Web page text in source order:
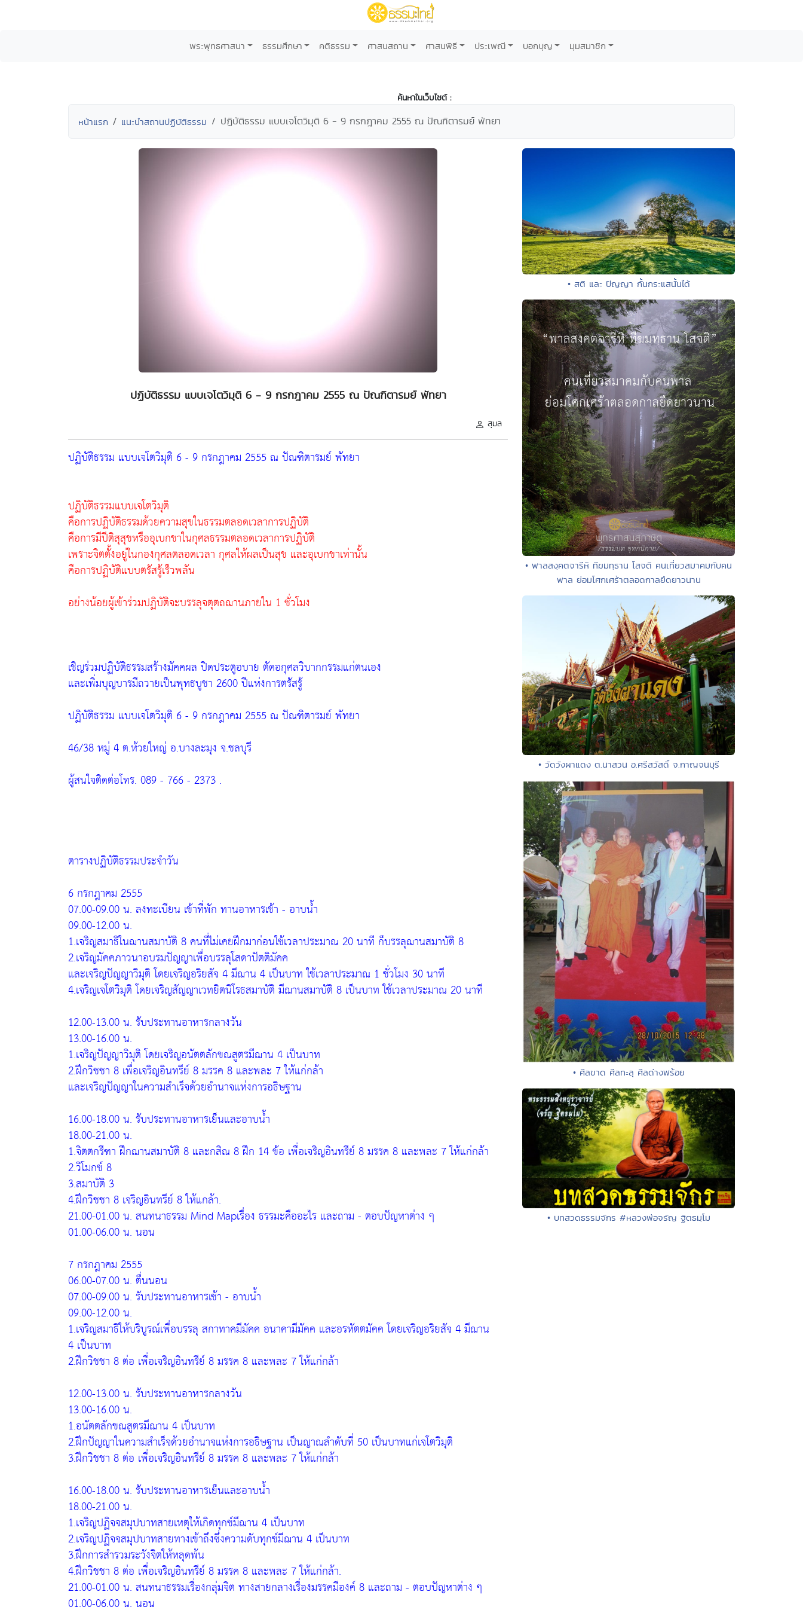
พระพุทธศาสนา ธรรมศึกษา คติธรรม ศาสนสถาน ศาสนพิธี ประเพณี บอกบุญ มุมสมาชิก
ค้นหาในเว็บไซต์ :
หน้าแรก แนะนำสถานปฏิบัติธรรม ปฏิบัติธรรม แบบเจโตวิมุติ 6 - 9 กรกฎาคม 2555 ณ ปัณฑิตารมย์ พัทยา
ปฏิบัติธรรม แบบเจโตวิมุติ 6 - 9 กรกฎาคม 2555 ณ ปัณฑิตารมย์ พัทยา
สุมล
ปฏิบัติธรรม แบบเจโตวิมุติ 6 - 9 กรกฎาคม 2555 ณ ปัณฑิตารมย์ พัทยา
ปฏิบัติธรรมแบบเจโตวิมุติ
คือการปฏิบัติธรรมด้วยความสุขในธรรมตลอดเวลาการปฏิบัติ
คือการมีปีติสุสุขหรืออุเบกขาในกุศลธรรมตลอดเวลาการปฏิบัติ
เพราะจิตตั้งอยู่ในกองกุศลตลอดเวลา กุศลให้ผลเป็นสุข และอุเบกขาเท่านั้น
คือการปฏิบัติแบบตรัสรู้เร็วพลัน
อย่างน้อยผู้เข้าร่วมปฏิบัติจะบรรลุจตุตถฌานภายใน 1 ชั่วโมง
เชิญร่วมปฏิบัติธรรมสร้างมัคคผล ปิดประตูอบาย ตัดอกุศลวิบากกรรมแก่ตนเอง
และเพิ่มบุญบารมีถวายเป็นพุทธบูชา 2600 ปีแห่งการตรัสรู้
ปฏิบัติธรรม แบบเจโตวิมุติ 6 - 9 กรกฎาคม 2555 ณ ปัณฑิตารมย์ พัทยา
46/38 หมู่ 4 ต.ห้วยใหญ่ อ.บางละมุง จ.ชลบุรี
ผู้สนใจติดต่อโทร. 089 - 766 - 2373 .
ตารางปฏิบัติธรรมประจำวัน
6 กรกฎาคม 2555
07.00-09.00 น. ลงทะเบียน เข้าที่พัก ทานอาหารเช้า - อาบน้ำ
09.00-12.00 น.
1.เจริญสมาธิในฌานสมาบัติ 8 คนที่ไม่เคยฝึกมาก่อนใช้เวลาประมาณ 20 นาที ก็บรรลุฌานสมาบัติ 8
2.เจริญมัคคภาวนาอบรมปัญญาเพื่อบรรลุโสดาปัตติมัคค
และเจริญปัญญาวิมุติ โดยเจริญอริยสัจ 4 มีฌาน 4 เป็นบาท ใช้เวลาประมาณ 1 ชั่วโมง 30 นาที
4.เจริญเจโตวิมุติ โดยเจริญสัญญาเวทยิตนิโรธสมาบัติ มีฌานสมาบัติ 8 เป็นบาท ใช้เวลาประมาณ 20 นาที
12.00-13.00 น. รับประทานอาหารกลางวัน
13.00-16.00 น.
1.เจริญปัญญาวิมุติ โดยเจริญอนัตตลักขณสูตรมีฌาน 4 เป็นบาท
2.ฝึกวิชชา 8 เพื่อเจริญอินทรีย์ 8 มรรค 8 และพละ 7 ให้แก่กล้า
และเจริญปัญญาในความสำเร็จด้วยอำนาจแห่งการอธิษฐาน
16.00-18.00 น. รับประทานอาหารเย็นและอาบน้ำ
18.00-21.00 น.
1.จิตตกรีฑา ฝึกฌานสมาบัติ 8 และกสิณ 8 ฝึก 14 ข้อ เพื่อเจริญอินทรีย์ 8 มรรค 8 และพละ 7 ให้แก่กล้า
2.วิโมกข์ 8
3.สมาบัติ 3
4.ฝึกวิชชา 8 เจริญอินทรีย์ 8 ให้แกล้า.
21.00-01.00 น. สนทนาธรรม Mind Mapเรื่อง ธรรมะคืออะไร และถาม - ตอบปัญหาต่าง ๆ
01.00-06.00 น. นอน
7 กรกฎาคม 2555
06.00-07.00 น. ตื่นนอน
07.00-09.00 น. รับประทานอาหารเช้า - อาบน้ำ
09.00-12.00 น.
1.เจริญสมาธิให้บริบูรณ์เพื่อบรรลุ สกาทาคมีมัคค อนาคามีมัคค และอรหัตตมัคค โดยเจริญอริยสัจ 4 มีฌาน
4 เป็นบาท
2.ฝึกวิชชา 8 ต่อ เพื่อเจริญอินทรีย์ 8 มรรค 8 และพละ 7 ให้แก่กล้า
12.00-13.00 น. รับประทานอาหารกลางวัน
13.00-16.00 น.
1.อนัตตลักขณสูตรมีฌาน 4 เป็นบาท
2.ฝึกปัญญาในความสำเร็จด้วยอำนาจแห่งการอธิษฐาน เป็นญาณลำดับที่ 50 เป็นบาทแก่เจโตวิมุติ
3.ฝึกวิชชา 8 ต่อ เพื่อเจริญอินทรีย์ 8 มรรค 8 และพละ 7 ให้แก่กล้า
16.00-18.00 น. รับประทานอาหารเย็นและอาบน้ำ
18.00-21.00 น.
1.เจริญปฏิจจสมุปบาทสายเหตุให้เกิดทุกข์มีฌาน 4 เป็นบาท
2.เจริญปฏิจจสมุปบาทสายทางเข้าถึงซึ่งความดับทุกข์มีฌาน 4 เป็นบาท
3.ฝึกการสำรวมระวังจิตให้หลุดพ้น
4.ฝึกวิชชา 8 ต่อ เพื่อเจริญอินทรีย์ 8 มรรค 8 และพละ 7 ให้แก่กล้า.
21.00-01.00 น. สนทนาธรรมเรื่องกลุ่มจิต ทางสายกลางเรื่องมรรคมีองค์ 8 และถาม - ตอบปัญหาต่าง ๆ
• สติ และ ปัญญา กั้นกระแสนั้นได้
• พาลสงฺคตจารีหิ ทีฆมทฺธาน โสจติ คนเที่ยวสมาคมกับคน
พาล ย่อมโศกเศร้าตลอดกาลยืดยาวนาน
• วัดวังผาแดง ต.นาสวน อ.ศรีสวัสดิ์ จ.กาญจนบุรี
• ศีลขาด ศีลทะลุ ศีลด่างพร้อย
• บทสวดธรรมจักร #หลวงพ่อจรัญ ฐิตธมฺโม